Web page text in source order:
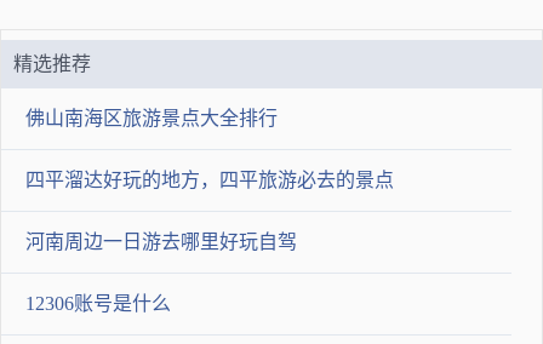
2021-10-11 12:00:03
要看公里数公里数不多 5-7 万
精选推荐
佛山南海区旅游景点大全排行
四平溜达好玩的地方，四平旅游必去的景点
河南周边一日游去哪里好玩自驾
12306账号是什么